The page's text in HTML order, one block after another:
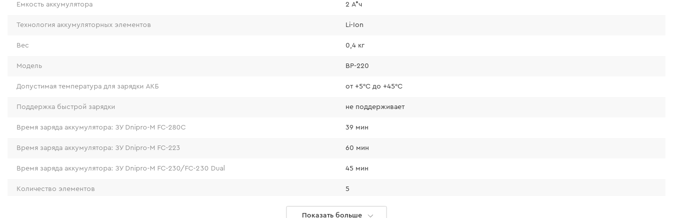
Преимущества
Емкость аккумулятора 2 А*ч
Технология аккумуляторных элементов Li-Ion
Вес 0,4 кг
Модель BP-220
Допустимая температура для зарядки АКБ от +5°С до +45°С
Поддержка быстрой зарядки не поддерживает
Время заряда аккумулятора: ЗУ Dnipro-M FC-280С 39 мин
Время заряда аккумулятора: ЗУ Dnipro-M FC-223 60 мин
Время заряда аккумулятора: ЗУ Dnipro-M FC-230/FC-230 Dual 45 мин
Количество элементов 5
Показать больше